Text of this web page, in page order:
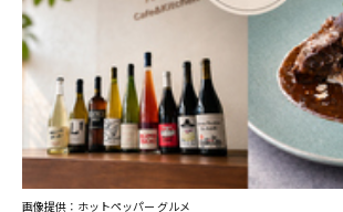
画像提供：ホットペッパー グルメ